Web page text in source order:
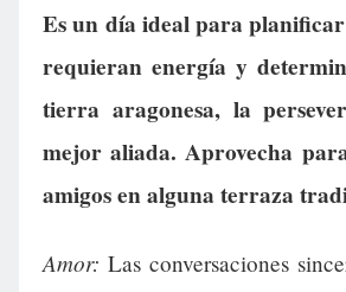
Es un día ideal para
requieran energía y
tierra aragonesa, la
mejor aliada. Aprovecha
amigos en alguna terraza
Amor: Las conversaciones